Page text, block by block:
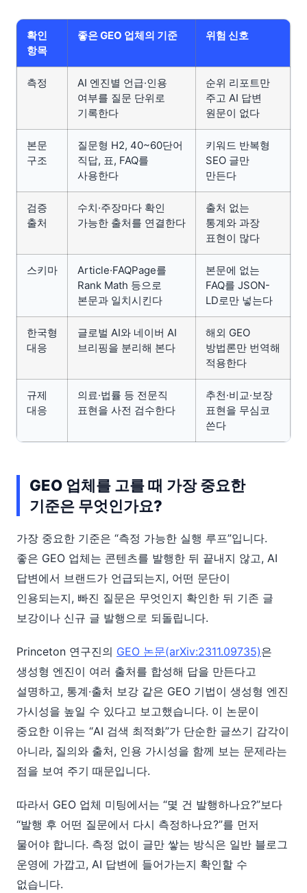
확인
항목
좋은 GEO 업체의 기준 위험 신호
측정
AI 엔진별 언급·인용
여부를 질문 단위로
기록한다
순위 리포트만
주고 AI 답변
원문이 없다
본문
구조
질문형 H2, 40~60단어
직답, 표, FAQ를
사용한다
키워드 반복형
SEO 글만
만든다
검증
출처
수치·주장마다 확인
가능한 출처를 연결한다
출처 없는
통계와 과장
표현이 많다
스키마
Article·FAQPage를
Rank Math 등으로
본문과 일치시킨다
본문에 없는
FAQ를 JSON-
LD로만 넣는다
한국형
대응
글로벌 AI와 네이버 AI
브리핑을 분리해 본다
해외 GEO
방법론만 번역해
적용한다
규제
대응
의료·법률 등 전문직
표현을 사전 검수한다
추천·비교·보장
표현을 무심코
쓴다
GEO 업체를 고를 때 가장 중요한
기준은 무엇인가요?
가장 중요한 기준은 “측정 가능한 실행 루프”입니다.
좋은 GEO 업체는 콘텐츠를 발행한 뒤 끝내지 않고, AI
답변에서 브랜드가 언급되는지, 어떤 문단이
인용되는지, 빠진 질문은 무엇인지 확인한 뒤 기존 글
보강이나 신규 글 발행으로 되돌립니다.
Princeton 연구진의 GEO 논문(arXiv:2311.09735)은
생성형 엔진이 여러 출처를 합성해 답을 만든다고
설명하고, 통계·출처 보강 같은 GEO 기법이 생성형 엔진
가시성을 높일 수 있다고 보고했습니다. 이 논문이
중요한 이유는 “AI 검색 최적화”가 단순한 글쓰기 감각이
아니라, 질의와 출처, 인용 가시성을 함께 보는 문제라는
점을 보여 주기 때문입니다.
따라서 GEO 업체 미팅에서는 “몇 건 발행하나요?”보다
“발행 후 어떤 질문에서 다시 측정하나요?”를 먼저
물어야 합니다. 측정 없이 글만 쌓는 방식은 일반 블로그
운영에 가깝고, AI 답변에 들어가는지 확인할 수
없습니다.